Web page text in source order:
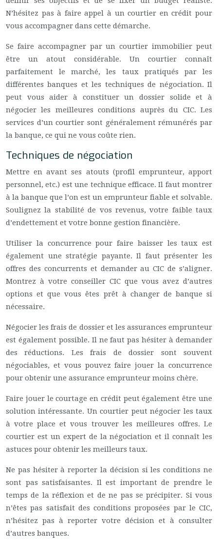
N’hésitez pas à faire appel à un courtier en crédit pour
vous accompagner dans cette démarche.
Se faire accompagner par un courtier immobilier peut
être un atout considérable. Un courtier connaît
parfaitement le marché, les taux pratiqués par les
différentes banques et les techniques de négociation. Il
peut vous aider à constituer un dossier solide et à
négocier les meilleures conditions auprès du CIC. Les
services d’un courtier sont généralement rémunérés par
la banque, ce qui ne vous coûte rien.
Techniques de négociation
Mettre en avant ses atouts (profil emprunteur, apport
personnel, etc.) est une technique efficace. Il faut montrer
à la banque que l’on est un emprunteur fiable et solvable.
Soulignez la stabilité de vos revenus, votre faible taux
d’endettement et votre bonne gestion financière.
Utiliser la concurrence pour faire baisser les taux est
également une stratégie payante. Il faut présenter les
offres des concurrents et demander au CIC de s’aligner.
Montrez à votre conseiller CIC que vous avez d’autres
options et que vous êtes prêt à changer de banque si
nécessaire.
Négocier les frais de dossier et les assurances emprunteur
est également possible. Il ne faut pas hésiter à demander
des réductions. Les frais de dossier sont souvent
négociables, et vous pouvez faire jouer la concurrence
pour obtenir une assurance emprunteur moins chère.
Faire jouer le courtage en crédit peut également être une
solution intéressante. Un courtier peut négocier les taux
à votre place et vous trouver les meilleures offres. Le
courtier est un expert de la négociation et il connaît les
astuces pour obtenir les meilleurs taux.
Ne pas hésiter à reporter la décision si les conditions ne
sont pas satisfaisantes. Il est important de prendre le
temps de la réflexion et de ne pas se précipiter. Si vous
n’êtes pas satisfait des conditions proposées par le CIC,
n’hésitez pas à reporter votre décision et à consulter
d’autres banques.